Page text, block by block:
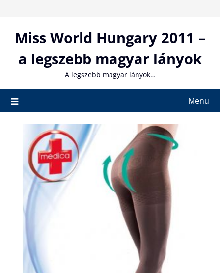
contentMiss World Hungary 2011 –
a legszebb magyar lányok
A legszebb magyar lányok…
Menu